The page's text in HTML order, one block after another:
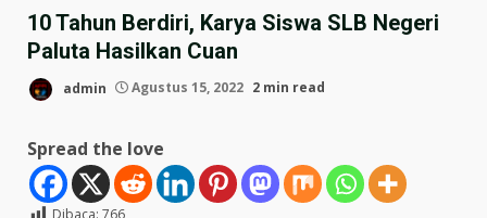
10 Tahun Berdiri, Karya Siswa SLB Negeri
Paluta Hasilkan Cuan
admin Agustus 15, 2022 2 min read
Spread the love
Dibaca: 766